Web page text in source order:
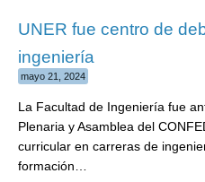
UNER fue centro de
ingeniería
mayo 21, 2024
La Facultad de Ingeniería fue
Plenaria y Asamblea del
curricular en carreras de
formación…